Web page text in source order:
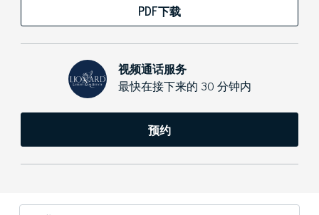
PDF下载
视频通话服务
最快在接下来的 30 分钟内
预约